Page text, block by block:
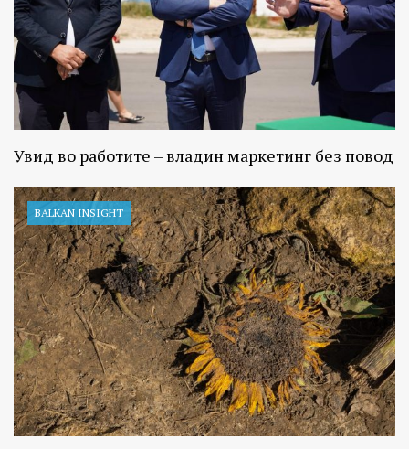
Увид во работите – владин маркетинг без повод
BALKAN INSIGHT